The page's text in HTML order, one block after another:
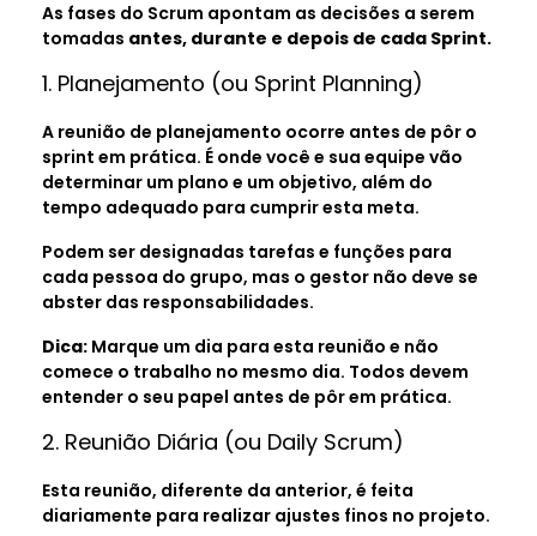
As fases do Scrum apontam as decisões a serem
tomadas antes, durante e depois de cada Sprint.
1. Planejamento (ou Sprint Planning)
A reunião de planejamento ocorre antes de pôr o
sprint em prática. É onde você e sua equipe vão
determinar um plano e um objetivo, além do
tempo adequado para cumprir esta meta.
Podem ser designadas tarefas e funções para
cada pessoa do grupo, mas o gestor não deve se
abster das responsabilidades.
Dica: Marque um dia para esta reunião e não
comece o trabalho no mesmo dia. Todos devem
entender o seu papel antes de pôr em prática.
2. Reunião Diária (ou Daily Scrum)
Esta reunião, diferente da anterior, é feita
diariamente para realizar ajustes finos no projeto.